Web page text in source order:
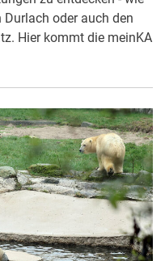
oder auch den
Hier kommt die meinKA